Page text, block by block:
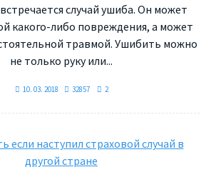
случай ушиба. Он может
какого-либо повреждения, а может
травмой. Ушибить можно
не только руку или...
10. 03. 2018 32857 2